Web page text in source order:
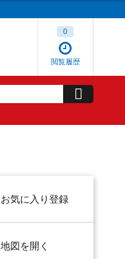
閲覧履歴
0
お気に入り 登録
地図を開く